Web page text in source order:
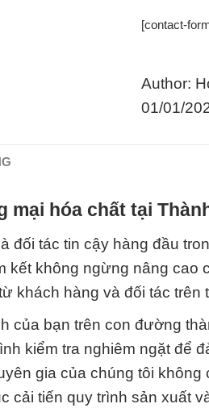
[contact-
Author:
01/01/
hóa chất tại
đối tác tin cậy hàng đầu
kết không ngừng nâng
khách hàng và đối tác trên
của bạn trên con đường
kiểm tra nghiêm ngặt để
gia của chúng tôi
cải tiến quy trình sản xuất